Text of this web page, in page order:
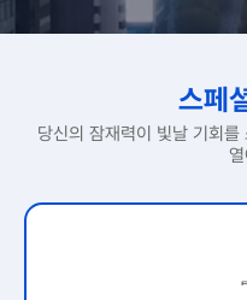
스페
당신의 잠재력이 빛날 기회